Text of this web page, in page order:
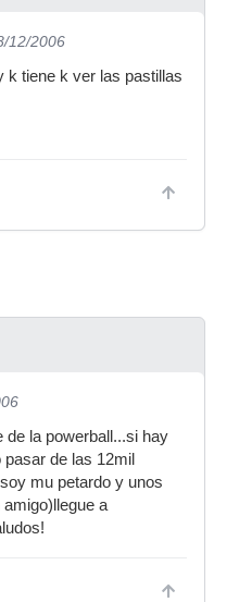
12/2006
k tiene k ver las pastillas
de la powerball...si hay
de las 12mil
mu petardo y unos
a